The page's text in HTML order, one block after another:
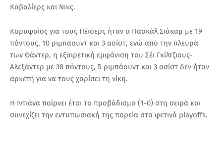
Καβαλίερς και Νικς.
Κορυφαίος για τους Πέισερς ήταν ο Πασκάλ Σιάκαμ με 19
πόντους, 10 ριμπάουντ και 3 ασίστ, ενώ από την πλευρά
των Θάντερ, η εξαιρετική εμφάνιση του Σέι Γκίλτζιους-
Αλεξάντερ με 38 πόντους, 5 ριμπάουντ και 3 ασίστ δεν ήταν
αρκετή για να τους χαρίσει τη νίκη.
Η Ιντιάνα παίρνει έτσι το προβάδισμα (1-0) στη σειρά και
συνεχίζει την εντυπωσιακή της πορεία στα φετινά playoffs.